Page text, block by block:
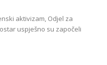
aktivizam, Odjel za
uspješno su započeli